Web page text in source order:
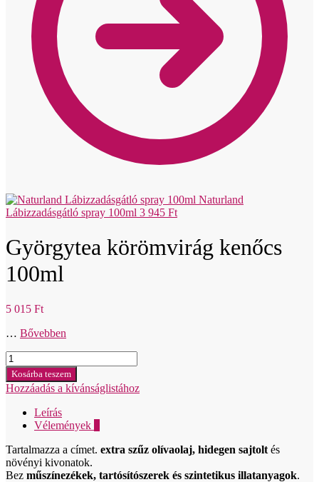
Naturland
Lábizzadásgátló spray 100ml 3 945 Ft
Györgytea körömvirág kenőcs
100ml
5 015 Ft
… Bővebben
Györgytea
Nechtíkový
masť
100ml
mennyiség
Kosárba teszem
Hozzáadás a kívánságlistához
Leírás
Vélemények
Tartalmazza a címet. extra szűz olívaolaj, hidegen sajtolt és
növényi kivonatok.
Bez műszínezékek, tartósítószerek és szintetikus illatanyagok.